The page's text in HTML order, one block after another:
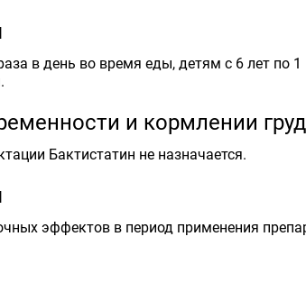
в день во время еды, детям с 6 лет по
и кормлении
Бактистатин не назначается.
эффектов в период применения